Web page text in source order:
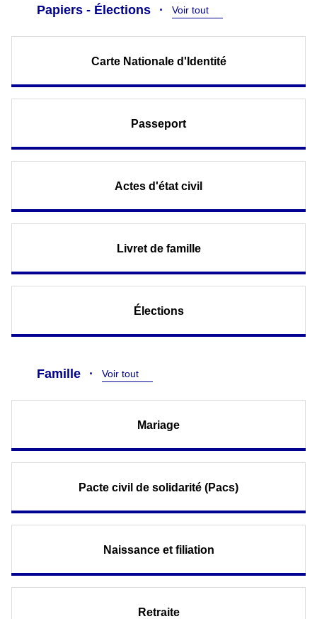
Papiers - Élections Voir tout
Carte Nationale d'Identité
Passeport
Actes d'état civil
Livret de famille
Élections
Famille Voir tout
Mariage
Pacte civil de solidarité (Pacs)
Naissance et filiation
Retraite